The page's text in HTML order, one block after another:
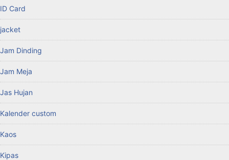
ID Card
jacket
Jam Dinding
Jam Meja
Jas Hujan
Kalender custom
Kaos
Kipas